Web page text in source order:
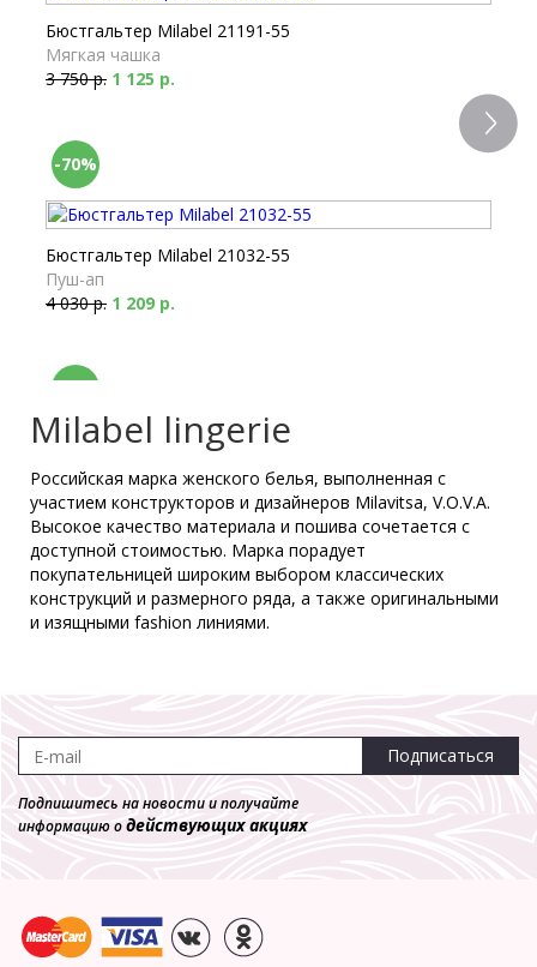
Бюстгальтер Milabel 21191-55
Мягкая чашка
3 750 р. 1 125 р.
-70%
Бюстгальтер Milabel 21032-55
Пуш-ап
4 030 р. 1 209 р.
-70%
Бюстгальтер Milabel 21115-55
Спейсер
4 340 р. 1 302 р.
-70%
2 190 р.
Milabel lingerie
Российская марка женского белья, выполненная с
участием конструкторов и дизайнеров Milavitsa, V.O.V.A.
Высокое качество материала и пошива сочетается с
доступной стоимостью. Марка порадует
покупательницей широким выбором классических
конструкций и размерного ряда, а также оригинальными
и изящными fashion линиями.
Подписаться
Подпишитесь на новости и получайте
информацию одействующих акциях